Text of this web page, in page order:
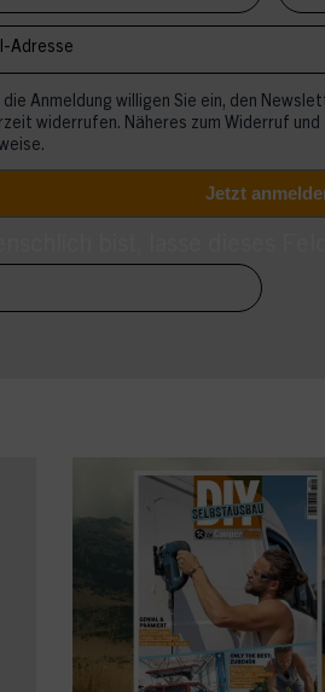
Anmeldung willigen Sie ein, den
widerrufen. Näheres zum Widerruf